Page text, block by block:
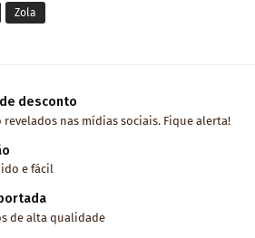
Zola
desconto
nas mídias sociais. Fique alerta!
e fácil
de alta qualidade